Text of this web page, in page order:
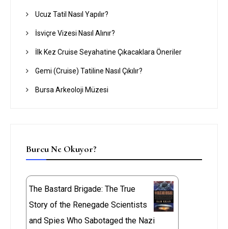
Ucuz Tatil Nasıl Yapılır?
İsviçre Vizesi Nasıl Alınır?
İlk Kez Cruise Seyahatine Çıkacaklara Öneriler
Gemi (Cruise) Tatiline Nasıl Çıkılır?
Bursa Arkeoloji Müzesi
Burcu Ne Okuyor?
The Bastard Brigade: The True
Story of the Renegade Scientists
and Spies Who Sabotaged the Nazi